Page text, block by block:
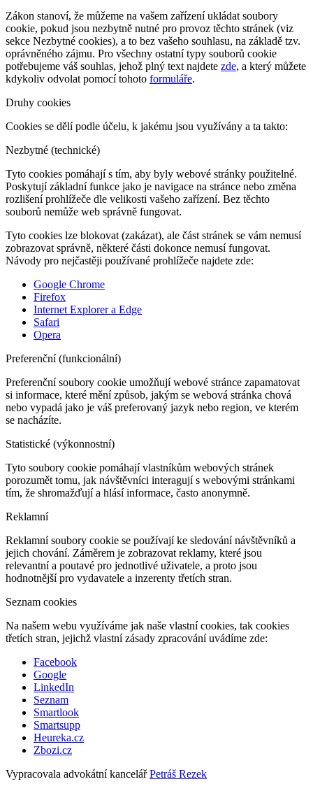
Zákon stanoví, že můžeme na vašem zařízení ukládat soubory
cookie, pokud jsou nezbytně nutné pro provoz těchto stránek (viz
sekce Nezbytné cookies), a to bez vašeho souhlasu, na základě tzv.
oprávněného zájmu. Pro všechny ostatní typy souborů cookie
potřebujeme váš souhlas, jehož plný text najdete zde, a který můžete
kdykoliv odvolat pomocí tohoto formuláře.
Druhy cookies
Cookies se dělí podle účelu, k jakému jsou využívány a ta takto:
Nezbytné (technické)
Tyto cookies pomáhají s tím, aby byly webové stránky použitelné.
Poskytují základní funkce jako je navigace na stránce nebo změna
rozlišení prohlížeče dle velikosti vašeho zařízení. Bez těchto
souborů nemůže web správně fungovat.
Tyto cookies lze blokovat (zakázat), ale část stránek se vám nemusí
zobrazovat správně, některé části dokonce nemusí fungovat.
Návody pro nejčastěji používané prohlížeče najdete zde:
Google Chrome
Firefox
Internet Explorer a Edge
Safari
Opera
Preferenční (funkcionální)
Preferenční soubory cookie umožňují webové stránce zapamatovat
si informace, které mění způsob, jakým se webová stránka chová
nebo vypadá jako je váš preferovaný jazyk nebo region, ve kterém
se nacházíte.
Statistické (výkonnostní)
Tyto soubory cookie pomáhají vlastníkům webových stránek
porozumět tomu, jak návštěvníci interagují s webovými stránkami
tím, že shromažďují a hlásí informace, často anonymně.
Reklamní
Reklamní soubory cookie se používají ke sledování návštěvníků a
jejich chování. Záměrem je zobrazovat reklamy, které jsou
relevantní a poutavé pro jednotlivé uživatele, a proto jsou
hodnotnější pro vydavatele a inzerenty třetích stran.
Seznam cookies
Na našem webu využíváme jak naše vlastní cookies, tak cookies
třetích stran, jejichž vlastní zásady zpracování uvádíme zde:
Facebook
Google
LinkedIn
Seznam
Smartlook
Smartsupp
Heureka.cz
Zbozi.cz
Vypracovala advokátní kancelářPetráš Rezek